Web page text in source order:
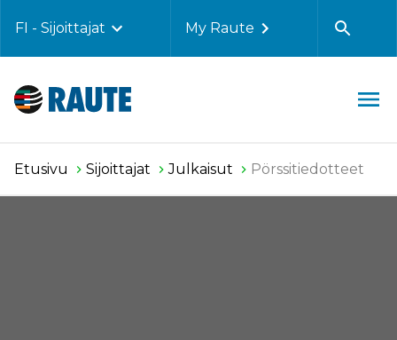
FI - Sijoittajat My Raute
Etusivu Sijoittajat Julkaisut Pörssitiedotteet